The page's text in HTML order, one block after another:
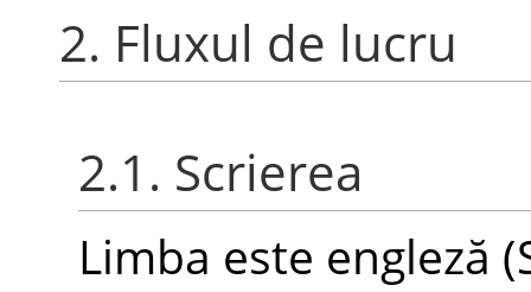
2. Fluxul de lucru
2.1. Scrierea
Limba este engleză